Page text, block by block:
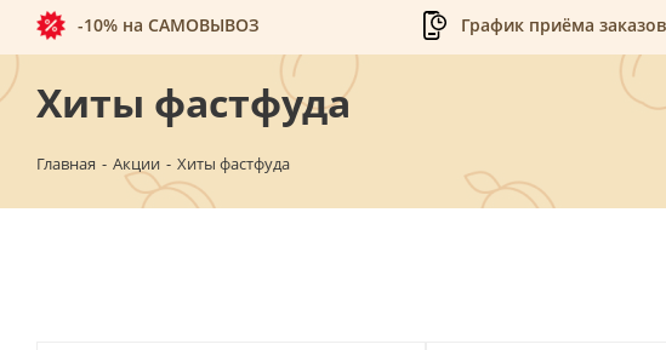
-10% на САМОВЫВОЗ График приёма заказов
Хиты фастфуда
Главная - Акции - Хиты фастфуда